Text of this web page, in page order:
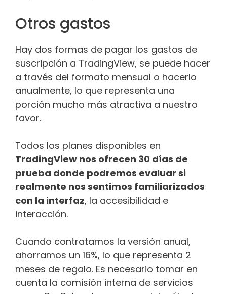
Otros gastos
Hay dos formas de pagar los gastos de
suscripción a TradingView, se puede hacer
a través del formato mensual o hacerlo
anualmente, lo que representa una
porción mucho más atractiva a nuestro
favor.
Todos los planes disponibles en
TradingView nos ofrecen 30 días de
prueba donde podremos evaluar si
realmente nos sentimos familiarizados
con la interfaz, la accesibilidad e
interacción.
Cuando contratamos la versión anual,
ahorramos un 16%, lo que representa 2
meses de regalo. Es necesario tomar en
cuenta la comisión interna de servicios